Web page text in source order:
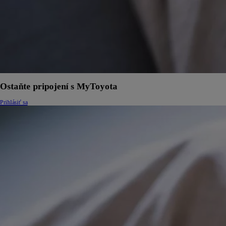
Ostaňte pripojení s MyToyota
Prihlásiť sa